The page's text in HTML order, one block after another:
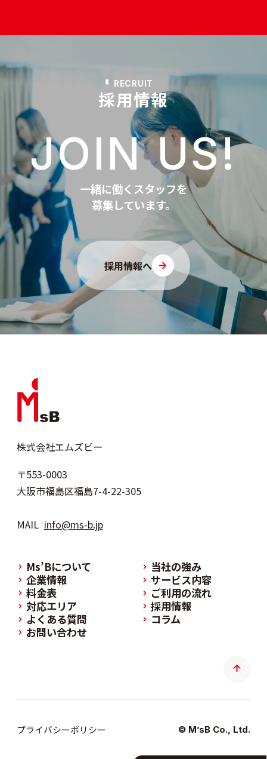
採用情報
RECRUIT
JOIN US!
一緒に働くスタッフを
募集しています。
採用情報へ
株式会社エムズビー
〒553-0003
大阪市福島区福島7-4-22-305
MAIL info@ms-b.jp
Ms’Bについて
当社の強み
企業情報
サービス内容
料金表
ご利用の流れ
対応エリア
採用情報
よくある質問
コラム
お問い合わせ
プライバシーポリシー © M’sB Co., Ltd.